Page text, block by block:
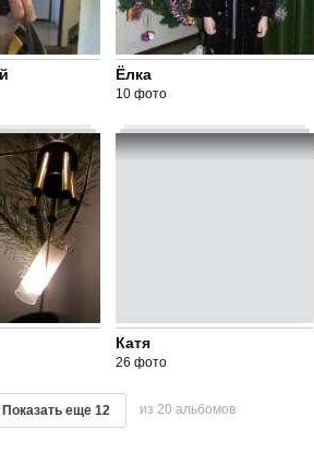
Ёлка
10 фото
Катя
26 фото
Показать еще 12 из 20 альбомов